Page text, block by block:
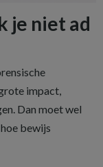
je niet ad
impact,
Dan moet wel
bewijs